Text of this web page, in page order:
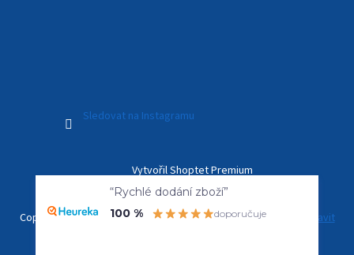
Sledovat na Instagramu
Vytvořil Shoptet Premium
Copyright 2026Kamerový Svět. Všechna práva vyhrazena.
Upravit
“Rychlé dodání zboží”
100 %
doporučuje